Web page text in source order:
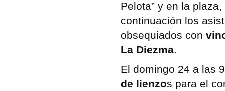
Pelota” y en la
continuación los
obsequiados con
La Diezma.
El domingo 24 a las
de lienzos para el